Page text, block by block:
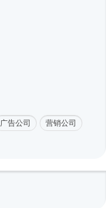
广告公司 营销公司